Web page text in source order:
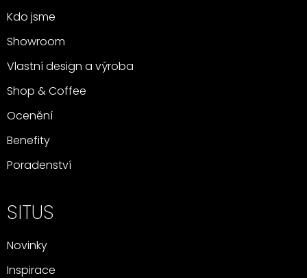
Kdo jsme
Showroom
Vlastní design a výroba
Shop & Coffee
Ocenění
Benefity
Poradenství
SITUS
Novinky
Inspirace